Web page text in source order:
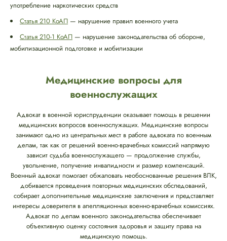
употребление наркотических средств
Статья 210 КоАП — нарушение правил военного учета
Статья 210-1 КоАП — нарушение законодательства об обороне,
мобилизационной подготовке и мобилизации
Медицинские вопросы для
военнослужащих
Адвокат в военной юриспруденции оказывает помощь в решении
медицинских вопросов военнослужащих. Медицинские вопросы
занимают одно из центральных мест в работе адвоката по военным
делам, так как от решений военно-врачебных комиссий напрямую
зависит судьба военнослужащего — продолжение службы,
увольнение, получение инвалидности и размер компенсаций.
Военный адвокат помогает обжаловать необоснованные решения ВЛК,
добивается проведения повторных медицинских обследований,
собирает дополнительные медицинские заключения и представляет
интересы доверителя в апелляционных военно-врачебных комиссиях.
Адвокат по делам военного законодательства обеспечивает
объективную оценку состояния здоровья и защиту права на
медицинскую помощь.